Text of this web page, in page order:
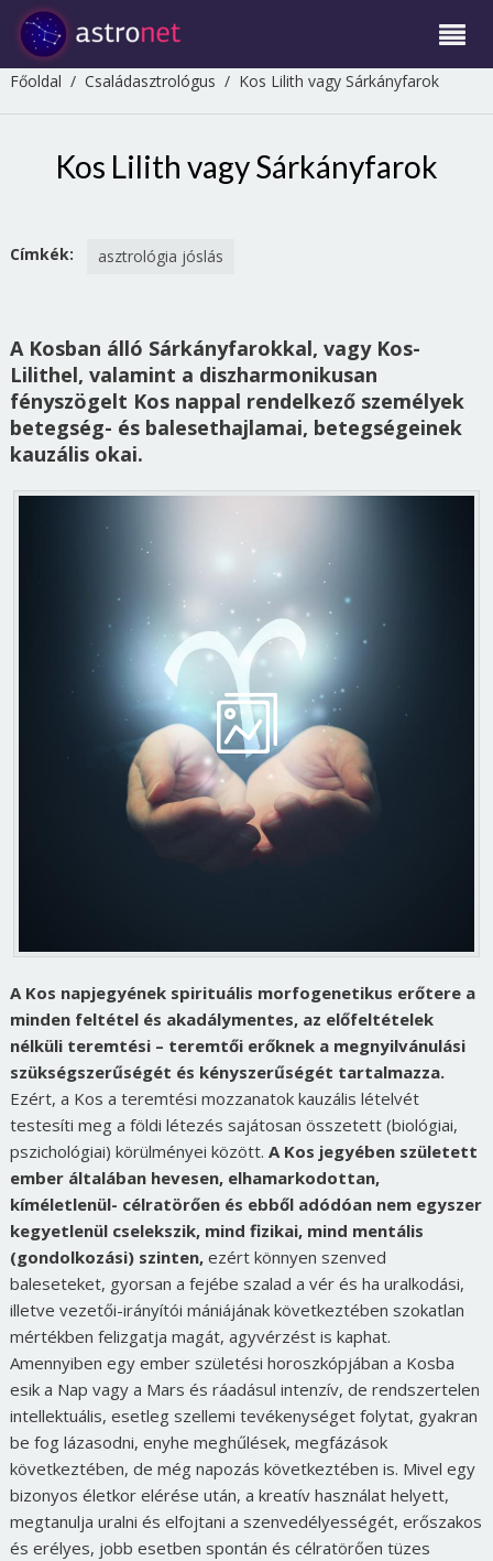
Főoldal / Családasztrológus / Kos Lilith vagy Sárkányfarok
Kos Lilith vagy Sárkányfarok
Címkék: asztrológia jóslás
A Kosban álló Sárkányfarokkal, vagy Kos-
Lilithel, valamint a diszharmonikusan
fényszögelt Kos nappal rendelkező személyek
betegség- és balesethajlamai, betegségeinek
kauzális okai.
A Kos napjegyének spirituális morfogenetikus erőtere a
minden feltétel és akadálymentes, az előfeltételek
nélküli teremtési – teremtői erőknek a megnyilvánulási
szükségszerűségét és kényszerűségét tartalmazza.
Ezért, a Kos a teremtési mozzanatok kauzális lételvét
testesíti meg a földi létezés sajátosan összetett (biológiai,
pszichológiai) körülményei között. A Kos jegyében született
ember általában hevesen, elhamarkodottan,
kíméletlenül- célratörően és ebből adódóan nem egyszer
kegyetlenül cselekszik, mind fizikai, mind mentális
(gondolkozási) szinten,ezért könnyen szenved
baleseteket, gyorsan a fejébe szalad a vér és ha uralkodási,
illetve vezetői-irányítói mániájának következtében szokatlan
mértékben felizgatja magát, agyvérzést is kaphat.
Amennyiben egy ember születési horoszkópjában a Kosba
esik a Nap vagy a Mars és ráadásul intenzív, de rendszertelen
intellektuális, esetleg szellemi tevékenységet folytat, gyakran
be fog lázasodni, enyhe meghűlések, megfázások
következtében, de még napozás következtében is. Mivel egy
bizonyos életkor elérése után, a kreatív használat helyett,
megtanulja uralni és elfojtani a szenvedélyességét, erőszakos
és erélyes, jobb esetben spontán és célratörően tüzes